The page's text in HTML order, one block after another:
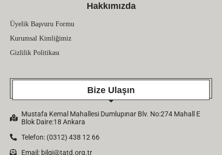
Hakkımızda
Üyelik Başvuru Formu
Kurumsal Kimliğimiz
Gizlilik Politikası
Bize Ulaşın
Mustafa Kemal Mahallesi Dumlupınar Blv. No:274 Mahall E
Blok Daire:18 Ankara
Telefon: (0312) 438 12 66
Email: bilgi@tatd.org.tr